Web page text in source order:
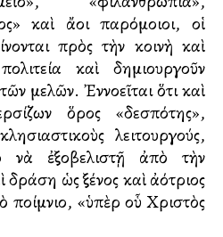
καὶ ἄλλοι παρόμοιοι, οἱ
πρὸς τὴν κοινὴ καὶ
καὶ δημιουργοῦν
μελῶν. Ἐννοεῖται ὅτι καὶ
ὅρος «δεσπότης»,
λειτουργούς,
νὰ ἐξοβελιστῇ ἀπὸ τὴν
ὡς ξένος καὶ ἀλλότριος
ποίμνιο, «ὑπὲρ οὗ Χριστὸς